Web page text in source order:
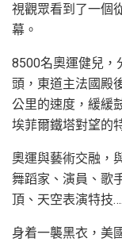
視觀眾看到了一個
幕。
8500名奧運健兒，
頭，東道主法國殿
公里的速度，緩緩
埃菲爾鐵塔對望的
奧運與藝術交融，
舞蹈家、演員、歌
頂、天空表演特技
身着一襲黑衣，美